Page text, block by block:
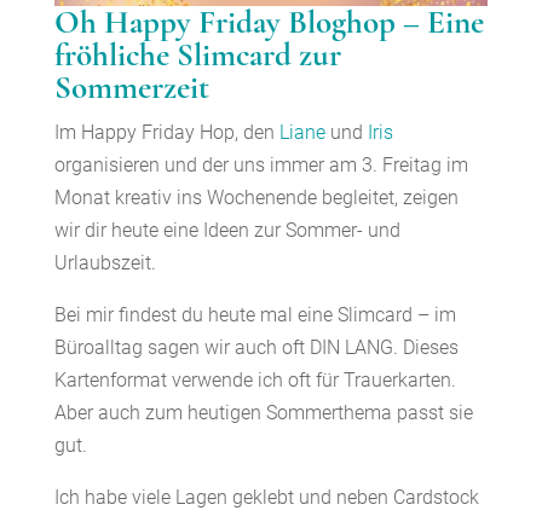
Oh Happy Friday Bloghop – Eine
fröhliche Slimcard zur
Sommerzeit
Im Happy Friday Hop, den Lianeund Iris
organisieren und der uns immer am 3. Freitag im
Monat kreativ ins Wochenende begleitet, zeigen
wir dir heute eine Ideen zur Sommer- und
Urlaubszeit.
Bei mir findest du heute mal eine Slimcard – im
Büroalltag sagen wir auch oft DIN LANG. Dieses
Kartenformat verwende ich oft für Trauerkarten.
Aber auch zum heutigen Sommerthema passt sie
gut.
Ich habe viele Lagen geklebt und neben Cardstock